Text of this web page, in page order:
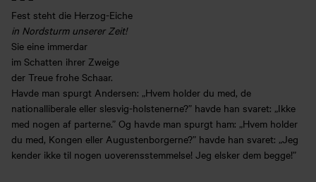
Fest steht die Herzog-Eiche
in Nordsturm unserer Zeit!
Sie eine immerdar
im Schatten ihrer Zweige
der Treue frohe Schaar.
Havde man spurgt Andersen: „Hvem holder du med, de
nationalliberale eller slesvig-holstenerne?” havde han svaret: „Ikke
med nogen af parterne.” Og havde man spurgt ham: „Hvem holder
du med, Kongen eller Augustenborgerne?” havde han svaret: „Jeg
kender ikke til nogen uoverensstemmelse! Jeg elsker dem begge!”
Køb årskort Forskning